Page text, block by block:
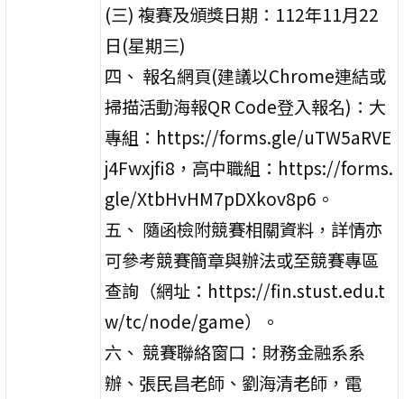
(三) 複賽及頒獎日期：112年11月22
日(星期三)
四、 報名網頁(建議以Chrome連結或
掃描活動海報QR Code登入報名)：大
專組：https://forms.gle/uTW5aRVE
j4Fwxjfi8，高中職組：https://forms.
gle/XtbHvHM7pDXkov8p6。
五、 隨函檢附競賽相關資料，詳情亦
可參考競賽簡章與辦法或至競賽專區
查詢（網址：https://fin.stust.edu.t
w/tc/node/game）。
六、 競賽聯絡窗口：財務金融系系
辦、張民昌老師、劉海清老師，電